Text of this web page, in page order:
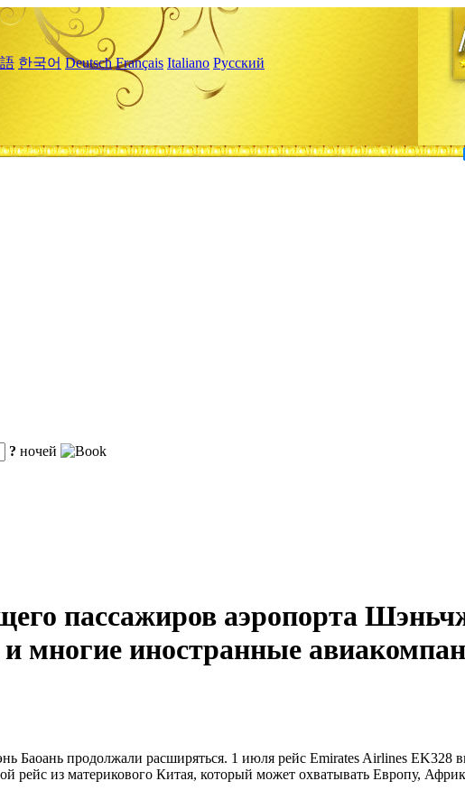
한국어 Deutsch Français Italiano Русский
? ночей
пассажиров аэропорта
и многие иностранные
Баоань продолжали расширяться. 1 июля рейс Emirates Airlines EK328
из материкового Китая, который может охватывать Европу,